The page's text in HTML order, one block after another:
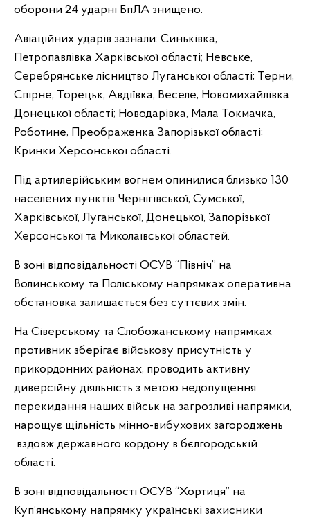
оборони 24 ударні БпЛА знищено.
Авіаційних ударів зазнали: Синьківка,
Петропавлівка Харківської області; Невське,
Серебрянське лісництво Луганської області; Терни,
Спірне, Торецьк, Авдіївка, Веселе, Новомихайлівка
Донецької області; Новодарівка, Мала Токмачка,
Роботине, Преображенка Запорізької області;
Кринки Херсонської області.
Під артилерійським вогнем опинилися близько 130
населених пунктів Чернігівської, Сумської,
Харківської, Луганської, Донецької, Запорізької
Херсонської та Миколаївської областей.
В зоні відповідальності ОСУВ “Північ” на
Волинському та Поліському напрямках оперативна
обстановка залишається без суттєвих змін.
На Сіверському та Слобожанському напрямках
противник зберігає військову присутність у
прикордонних районах, проводить активну
диверсійну діяльність з метою недопущення
перекидання наших військ на загрозливі напрямки,
нарощує щільність мінно-вибухових загороджень
вздовж державного кордону в бєлгородській
області.
В зоні відповідальності ОСУВ “Хортиця” на
Куп’янському напрямку українські захисники